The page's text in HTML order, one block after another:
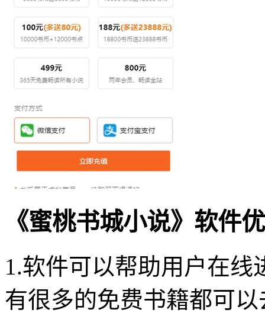
《蜜桃书城小说》软件
1.软件可以帮助用户在
有很多的免费书籍都可